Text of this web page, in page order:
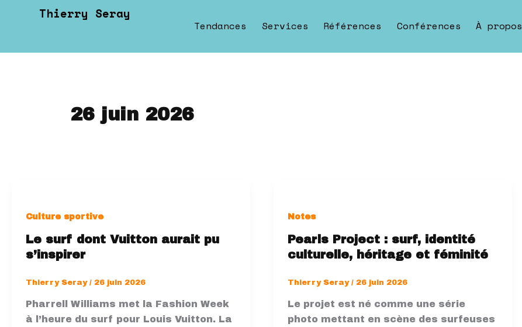
Thierry Seray
Tendances Services Références Conférences À propos
26 juin 2026
Culture sportive
Le surf dont Vuitton aurait pu
s’inspirer
Thierry Seray / 26 juin 2026
Pharrell Williams met la Fashion Week
à l’heure du surf pour Louis Vuitton. La
Notes
Pearls Project : surf, identité
culturelle, héritage et féminité
Thierry Seray / 26 juin 2026
Le projet est né comme une série
photo mettant en scène des surfeuses